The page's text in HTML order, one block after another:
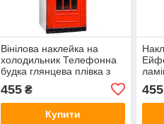
Вінілова наклейка на
холодильник Телефонна
будка глянцева плівка з
ламінацією 600х1800 мм
455₴
Купити
455